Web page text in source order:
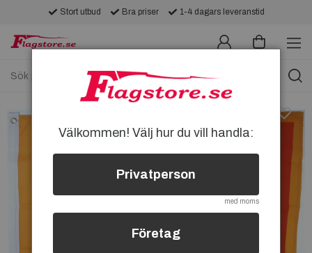
Stort utbud Bra priser 1-4 dagars leveranstid
Välkommen! Välj hur du vill handla:
Privatperson
med moms
Företag